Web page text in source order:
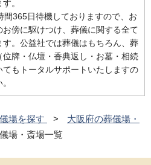
。
間365日待機しておりますので、お
傍に駆けつけ、葬儀に関する全て
。公益社では葬儀はもちろん、葬
牌・仏壇・香典返し・お墓・相続
もトータルサポートいたしますの
場を探す
大阪府の葬儀場・
場・斎場一覧